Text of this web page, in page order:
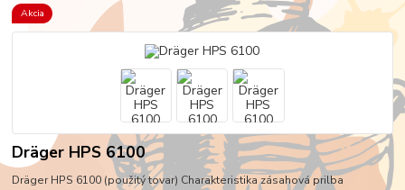
Akcia
Dräger HPS 6100
Dräger HPS 6100 (použitý tovar) Charakteristika zásahová prilba